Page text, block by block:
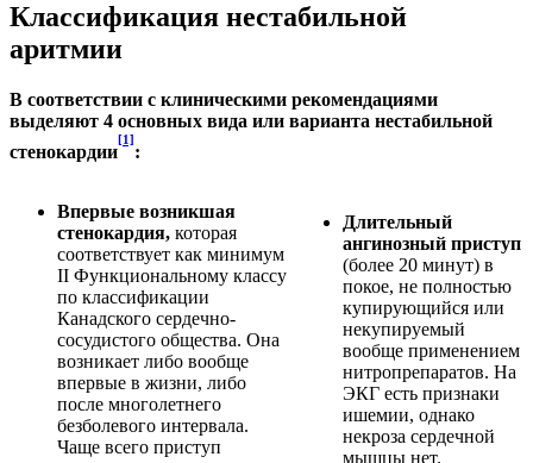
Классификация нестабильной
аритмии
В соответствии с клиническими рекомендациями
выделяют 4 основных вида или варианта нестабильной
стенокардии
[1]
:
Впервые возникшая
стенокардия, которая
соответствует как минимум
II Функциональному классу
по классификации
Канадского сердечно-
сосудистого общества. Она
возникает либо вообще
впервые в жизни, либо
после многолетнего
безболевого интервала.
Чаще всего приступ
Длительный
ангинозный приступ
(более 20 минут) в
покое, не полностью
купирующийся или
некупируемый
вообще применением
нитропрепаратов. На
ЭКГ есть признаки
ишемии, однако
некроза сердечной
мышцы нет.